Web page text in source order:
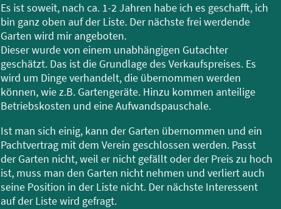
Es ist soweit, nach ca. 1-2 Jahren habe ich es geschafft, ich
bin ganz oben auf der Liste. Der nächste frei werdende
Garten wird mir angeboten.
Dieser wurde von einem unabhängigen Gutachter
geschätzt. Das ist die Grundlage des Verkaufspreises. Es
wird um Dinge verhandelt, die übernommen werden
können, wie z.B. Gartengeräte. Hinzu kommen anteilige
Betriebskosten und eine Aufwandspauschale.
Ist man sich einig, kann der Garten übernommen und ein
Pachtvertrag mit dem Verein geschlossen werden. Passt
der Garten nicht, weil er nicht gefällt oder der Preis zu hoch
ist, muss man den Garten nicht nehmen und verliert auch
seine Position in der Liste nicht. Der nächste Interessent
auf der Liste wird gefragt.